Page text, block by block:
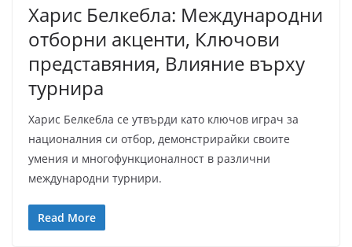
Харис Белкебла: Международни
отборни акценти, Ключови
представяния, Влияние върху
турнира
Харис Белкебла се утвърди като ключов играч за
националния си отбор, демонстрирайки своите
умения и многофункционалност в различни
международни турнири.
Read More